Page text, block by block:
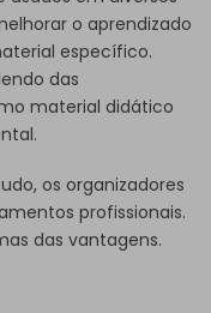
o aprendizado
específico.
das
material didático
os organizadores
profissionais.
das vantagens.